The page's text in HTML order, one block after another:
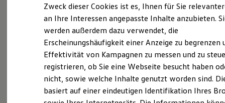
Laden
Laden unterwegs
Laden Zuhause
Ladezeitensimulator
Batterie
Sicherheit
Garantie und Lebensdauer
Nachhaltigkeit
Technologie
Kosten und Kauf
Im Zentrum der Stadt Chemnitz befindet sich der
Betrieb Müllerstraße, der seit dem Jahr 2003
Bestandteil unseres Unternehmens ist. Neben
dem größten Angebot anVolkswagen
Neuwagen undGebrauchtwagen können Sie hier
alle Serviceleistungen für
Volkswagen ,
VolkswagenNutzfahrzeuge und Audi in Anspruch
Zweck dieser Cookies ist es, Ihnen für Sie
an Ihre Interessen angepasste Inhalte anzubieten.
werden außerdem dazu verwendet, die
Erscheinungshäufigkeit einer Anzeige zu begrenzen
Effektivität von Kampagnen zu messen und zu
registrieren, ob Sie eine Webseite besucht haben
nicht, sowie welche Inhalte genutzt worden sind.
basiert auf einer eindeutigen Identifikation Ihres